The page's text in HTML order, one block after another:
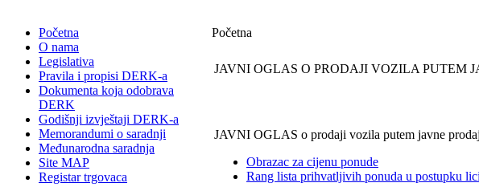
Početna
O nama
Legislativa
Pravila i propisi DERK-a
Dokumenta koja odobrava
DERK
Godišnji izvještaji DERK-a
Memorandumi o saradnji
Međunarodna saradnja
Site MAP
Registar trgovaca
Početna
JAVNI OGLAS O PRODAJI VOZILA PUTEM
JAVNI OGLAS o prodaji vozila putem javne
Obrazac za cijenu ponude
Rang lista prihvatljivih ponuda u postupku